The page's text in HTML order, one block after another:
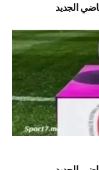
الجديد